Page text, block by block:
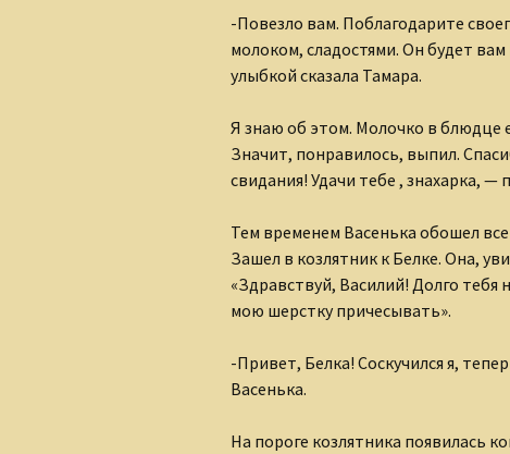
-Повезло вам. Поблагодарите
молоком, сладостями. Он будет
улыбкой сказала Тамара.
Я знаю об этом. Молочко в блюдце
Значит, понравилось, выпил.
свидания! Удачи тебе , знахарка,
Тем временем Васенька обошел
Зашел в козлятник к Белке. Она,
«Здравствуй, Василий! Долго тебя
мою шерстку причесывать».
-Привет, Белка! Соскучился я,
Васенька.
На пороге козлятника появилась